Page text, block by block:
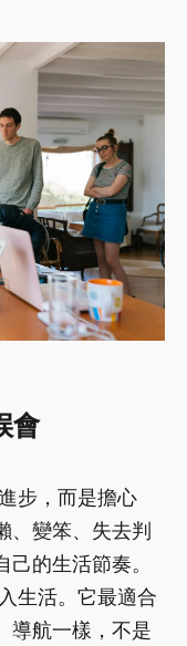
會
步，而是擔心
、變笨、失去判
的生活節奏。
生活。它最適合
導航一樣，不是